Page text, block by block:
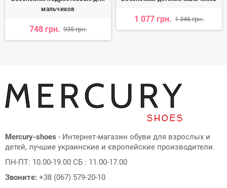
мальчиков
748 грн. 935 грн.
1 077 грн. 1 346 грн.
Mercury-shoes - Интернет-магазин обуви для взрослых и
детей, лучшие украинские и європейские производители.
ПН-ПТ: 10.00-19.00 СБ : 11.00-17.00
Звоните: +38 (067) 579-20-10